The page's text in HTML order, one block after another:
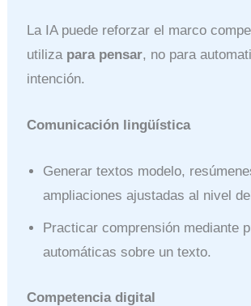
La IA puede reforzar el marco
utiliza para pensar, no para
intención.
Comunicación lingüística
Generar textos modelo,
ampliaciones ajustadas al nivel
Practicar comprensión mediante
automáticas sobre un texto.
Competencia digital